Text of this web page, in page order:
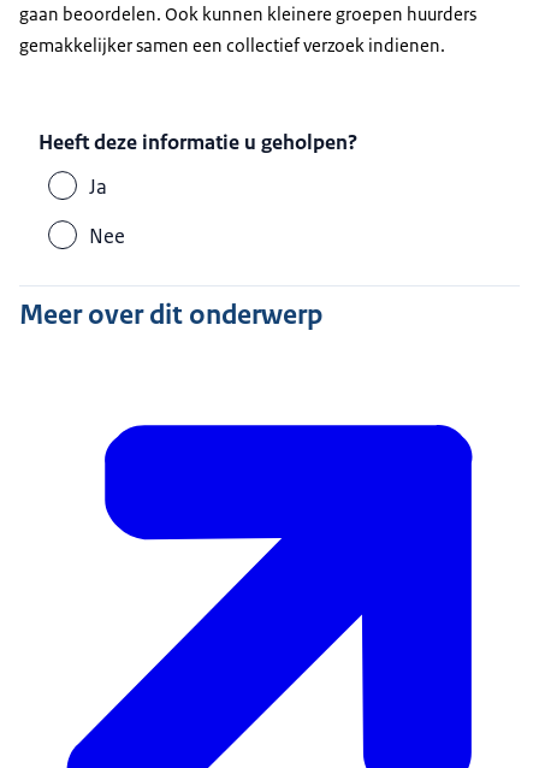
gaan beoordelen. Ook kunnen kleinere groepen huurders
gemakkelijker samen een collectief verzoek indienen.
Heeft deze informatie u geholpen?
Ja
Nee
Meer over dit onderwerp